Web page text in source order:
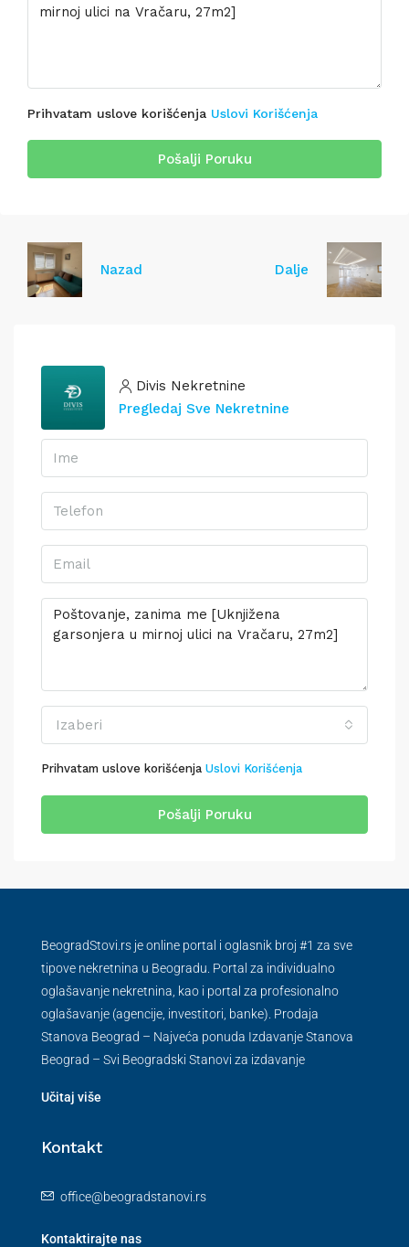
Prihvatam uslove korišćenja Uslovi Korišćenja
Pošalji Poruku
Nazad Dalje
Divis Nekretnine
Pregledaj Sve Nekretnine
Izaberi
Prihvatam uslove korišćenja Uslovi Korišćenja
Pošalji Poruku
BeogradStovi.rs je online portal i oglasnik broj #1 za sve
tipove nekretnina u Beogradu. Portal za individualno
oglašavanje nekretnina, kao i portal za profesionalno
oglašavanje (agencije, investitori, banke). Prodaja
Stanova Beograd – Najveća ponuda Izdavanje Stanova
Beograd – Svi Beogradski Stanovi za izdavanje
Učitaj više
Kontakt
office@beogradstanovi.rs
Kontaktirajte nas